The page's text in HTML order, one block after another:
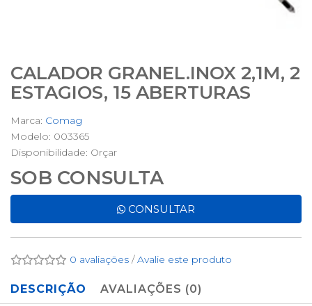
CALADOR GRANEL.INOX 2,1M, 2
ESTAGIOS, 15 ABERTURAS
Marca: Comag
Modelo: 003365
Disponibilidade: Orçar
SOB CONSULTA
CONSULTAR
0 avaliações /Avalie este produto
DESCRIÇÃO AVALIAÇÕES (0)